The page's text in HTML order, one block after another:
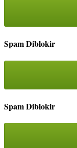
Spam Diblokir
Spam Diblokir